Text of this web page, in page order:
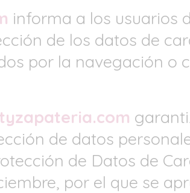
informa a los usuarios
de los datos de
por la navegación o
de datos
de Datos de
por el que se